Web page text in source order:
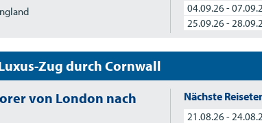
04.09.26 -
25.09.26 -
Zug durch Cornwall
von London nach
Nächste
21.08.26 -